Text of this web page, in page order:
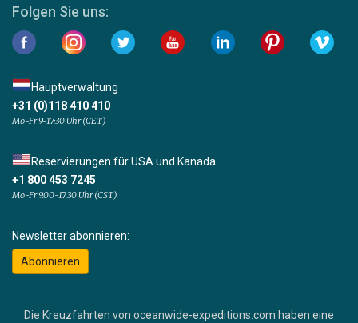
Folgen Sie uns:
Hauptverwaltung
+31 (0)118 410 410
Mo-Fr 9-17:30 Uhr (CET)
Reservierungen für USA und Kanada
+1 800 453 7245
Mo-Fr 9.00-17.30 Uhr (CST)
Newsletter abonnieren:
Abonnieren
Die Kreuzfahrten von oceanwide-expeditions.com haben eine